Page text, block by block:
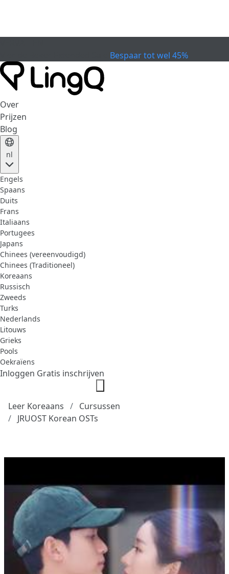
Bespaar tot wel 45%
Over
Prijzen
Blog
nl
Engels
Spaans
Duits
Frans
Italiaans
Portugees
Japans
Chinees (vereenvoudigd)
Chinees (Traditioneel)
Koreaans
Russisch
Zweeds
Turks
Nederlands
Litouws
Grieks
Pools
Oekraïens
Inloggen Gratis inschrijven
Leer Koreaans
Cursussen
JRUOST Korean OSTs